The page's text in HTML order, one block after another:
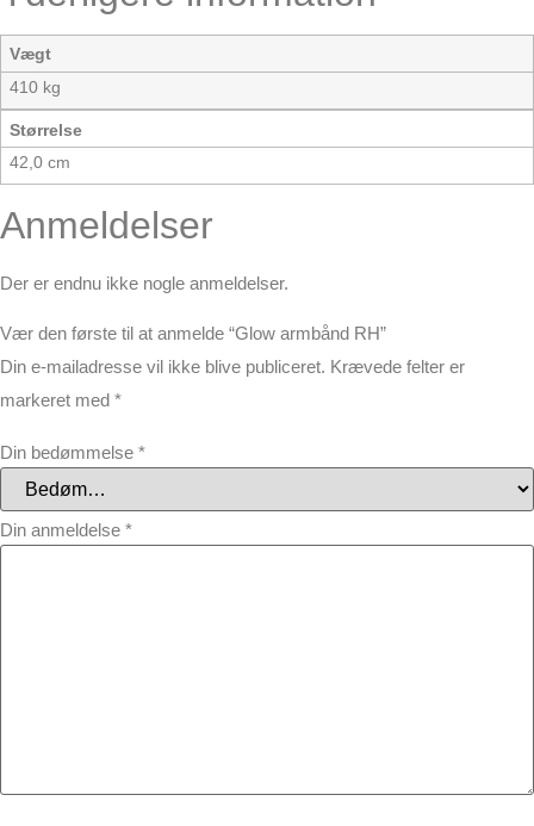
Vægt
410 kg
Størrelse
42,0 cm
Anmeldelser
Der er endnu ikke nogle anmeldelser.
Vær den første til at anmelde “Glow armbånd RH”
Din e-mailadresse vil ikke blive publiceret. Krævede felter er
markeret med *
Din bedømmelse *
Din anmeldelse *